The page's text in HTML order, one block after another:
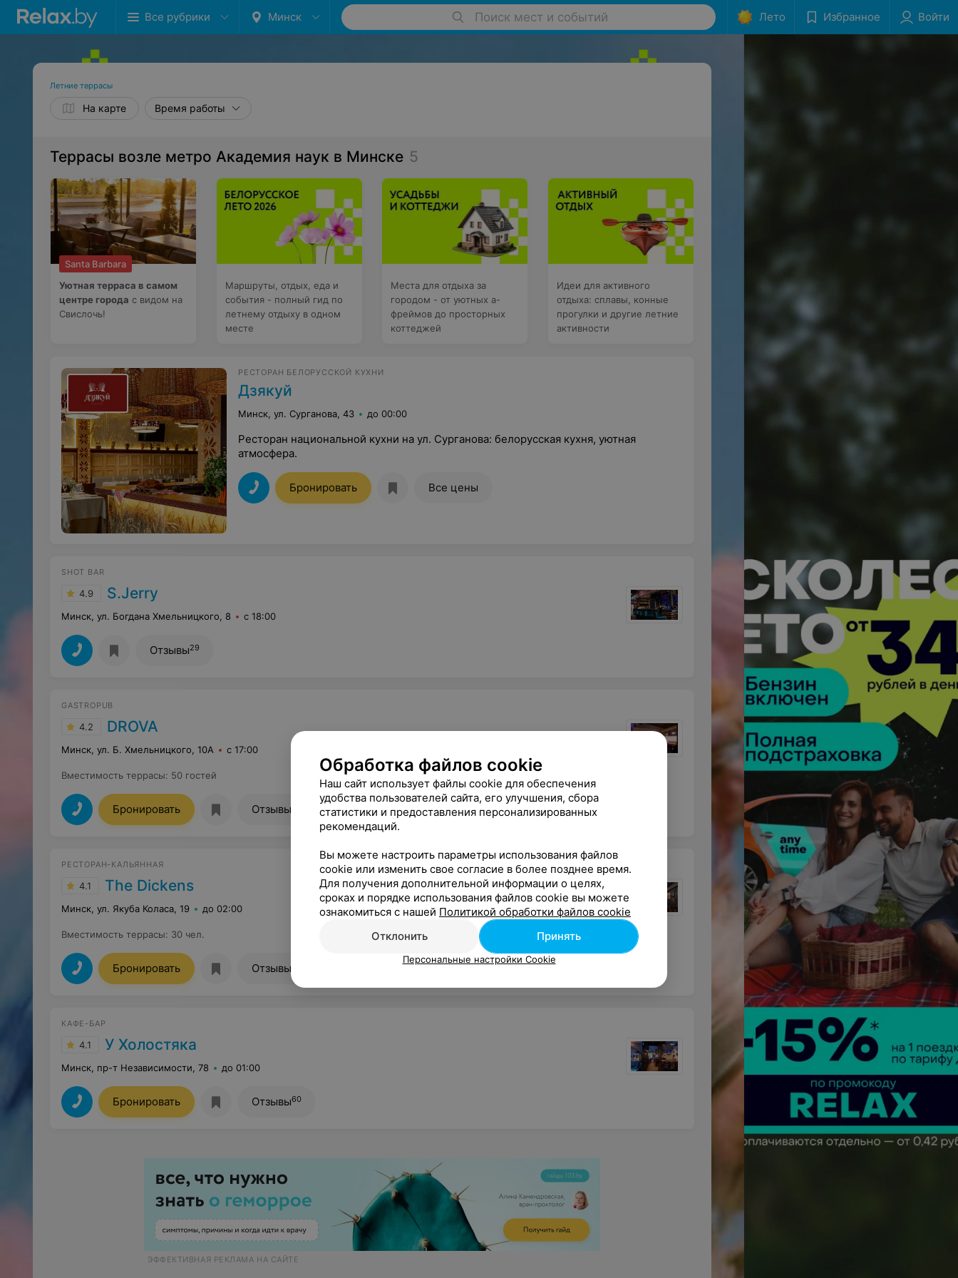
Все рубрики Минск Поиск мест и событий Лето Избранное Войти
Летние террасы
На карте Время работы
Террасы возле метро Академия наук в Минске 5
Santa Barbara
Уютная терраса в самом
центре города с видом на
Свислочь!
Маршруты, отдых, еда и
события - полный гид по
летнему отдыху в одном
месте
Места для отдыха за
городом - от уютных а-
фреймов до просторных
коттеджей
Идеи для активного
отдыха: сплавы, конные
прогулки и другие летние
активности
РЕСТОРАН БЕЛОРУССКОЙ КУХНИ
Дзякуй
Минск, ул. Сурганова, 43 до 00:00
Ресторан национальной кухни на ул. Сурганова: белорусская кухня, уютная
атмосфера.
Бронировать Все цены
SHOT BAR
4.9 S.Jerry
Минск, ул. Богдана Хмельницкого, 8 с 18:00
Отзывы29
GASTROPUB
4.2 DROVA
Минск, ул. Б. Хмельницкого, 10А с 17:00
Вместимость террасы: 50 гостей
Бронировать Отзывы Все адреса
РЕСТОРАН-КАЛЬЯННАЯ
4.1 The Dickens
Минск, ул. Якуба Коласа, 19 до 02:00
Вместимость террасы: 30 чел.
Бронировать Отзывы
КАФЕ-БАР
4.1 У Холостяка
Минск, пр-т Независимости, 78 до 01:00
Бронировать Отзывы60
ЭФФЕКТИВНАЯ РЕКЛАМА НА САЙТЕ
Обработка файлов cookie
Наш сайт использует файлы cookie для обеспечения
удобства пользователей сайта, его улучшения, сбора
статистики и предоставления персонализированных
рекомендаций.
Вы можете настроить параметры использования файлов
cookie или изменить свое согласие в более позднее время.
Для получения дополнительной информации о целях,
сроках и порядке использования файлов cookie вы можете
ознакомиться с нашей Политикой обработки файлов cookie
Отклонить
Принять
Персональные настройки Cookie